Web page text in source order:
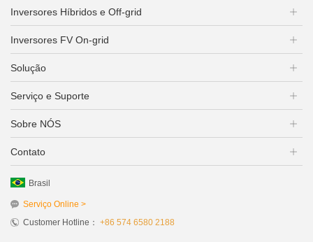
Inversores Híbridos e Off-grid
Inversores FV On-grid
Solução
Serviço e Suporte
Sobre NÓS
Contato
Brasil
Serviço Online >
Customer Hotline： +86 574 6580 2188